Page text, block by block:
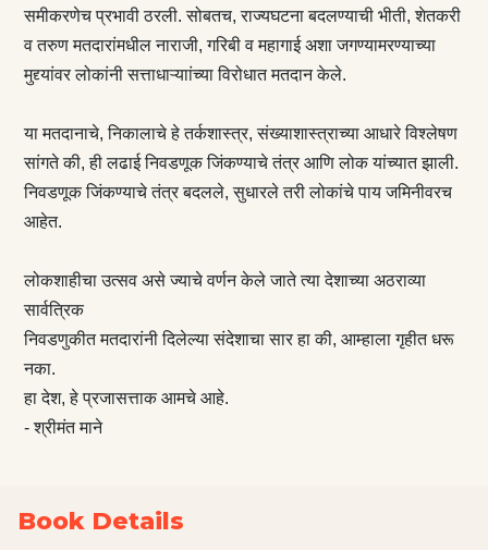
समीकरणेच प्रभावी ठरली. सोबतच, राज्यघटना बदलण्याची भीती, शेतकरी
व तरुण मतदारांमधील नाराजी, गरिबी व महागाई अशा जगण्यामरण्याच्या
मुद्द्यांवर लोकांनी सत्ताधाऱ्याांच्या विरोधात मतदान केले.
या मतदानाचे, निकालाचे हे तर्कशास्त्र, संख्याशास्त्राच्या आधारे विश्‍लेषण
सांगते की, ही लढाई निवडणूक जिंकण्याचे तंत्र आणि लोक यांच्यात झाली.
निवडणूक जिंकण्याचे तंत्र बदलले, सुधारले तरी लोकांचे पाय जमिनीवरच
आहेत.
लोकशाहीचा उत्सव असे ज्याचे वर्णन केले जाते त्या देशाच्या अठराव्या
सार्वत्रिक
निवडणुकीत मतदारांनी दिलेल्या संदेशाचा सार हा की, आम्हाला गृहीत धरू
नका.
हा देश, हे प्रजासत्ताक आमचे आहे.
- श्रीमंत माने
Book Details